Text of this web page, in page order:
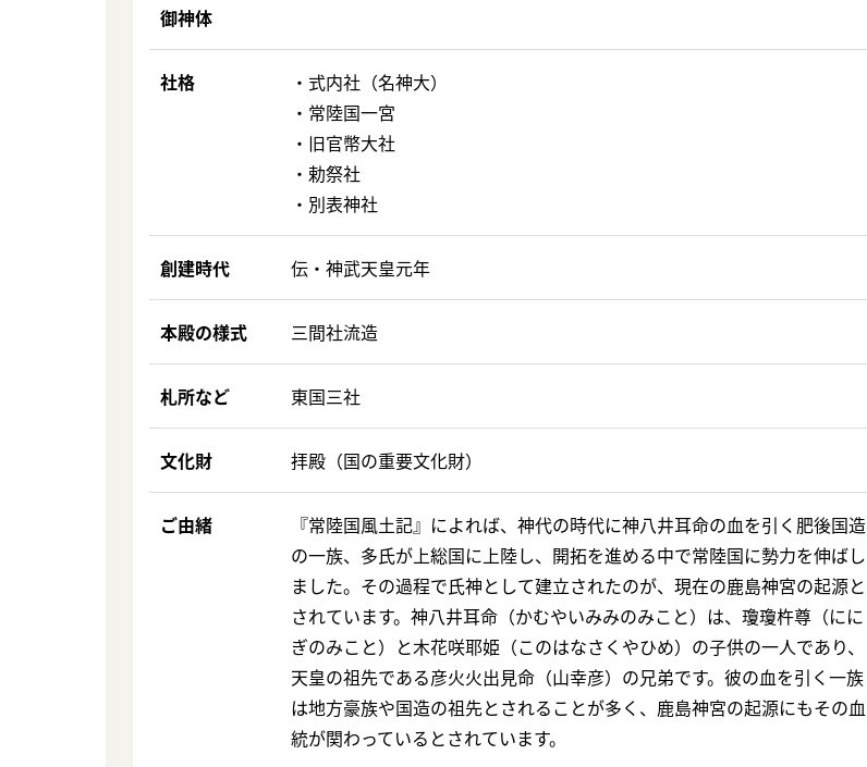
御神体
社格
・式内社（名神大）
・常陸国一宮
・旧官幣大社
・勅祭社
・別表神社
創建時代 伝・神武天皇元年
本殿の様式 三間社流造
札所など 東国三社
文化財 拝殿（国の重要文化財）
ご由緒
『常陸国風土記』によれば、神代の時代に神八井耳命の血を引く肥後国造
の一族、多氏が上総国に上陸し、開拓を進める中で常陸国に勢力を伸ばし
ました。その過程で氏神として建立されたのが、現在の鹿島神宮の起源と
されています。神八井耳命（かむやいみみのみこと）は、瓊瓊杵尊（にに
ぎのみこと）と木花咲耶姫（このはなさくやひめ）の子供の一人であり、
天皇の祖先である彦火火出見命（山幸彦）の兄弟です。彼の血を引く一族
は地方豪族や国造の祖先とされることが多く、鹿島神宮の起源にもその血
統が関わっているとされています。